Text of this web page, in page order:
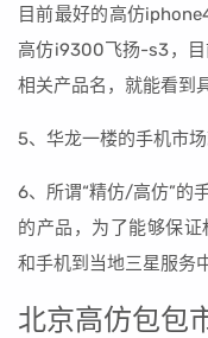
目前最好的高仿
高仿i9300飞扬-s3，
相关产品名，就能看到
5、华龙一楼的手机市
6、所谓“精仿/高仿”的
的产品，为了能够保
和手机到当地三星服务
北京高仿包包